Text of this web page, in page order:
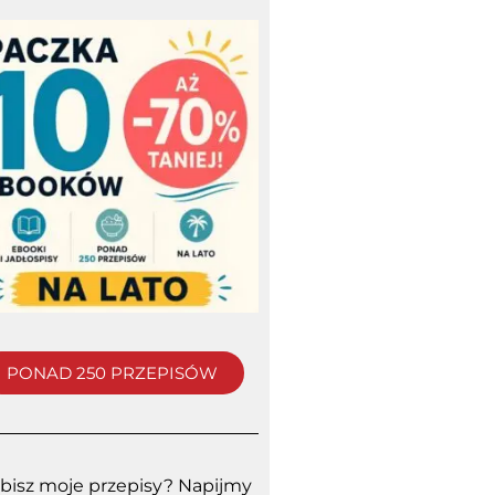
PONAD 250 PRZEPISÓW
moje przepisy? Napijmy